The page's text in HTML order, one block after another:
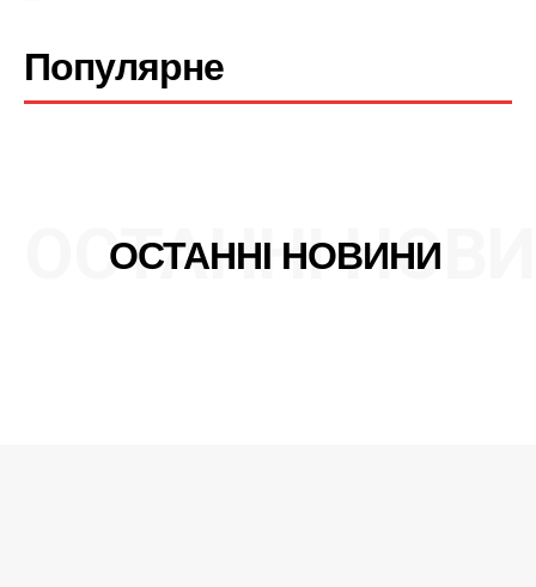
Популярне
ОСТАННІ НОВИНИ
ОСТАННІ